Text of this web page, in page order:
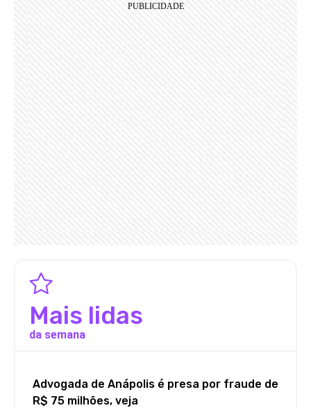
Mais lidas
da semana
Advogada de Anápolis é presa por fraude de
R$ 75 milhões, veja